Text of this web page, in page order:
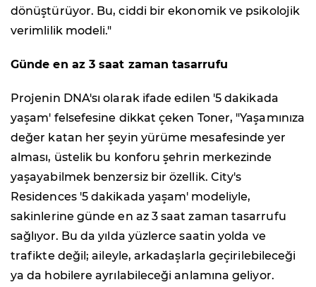
dönüştürüyor. Bu, ciddi bir ekonomik ve psikolojik
verimlilik modeli."
Günde en az 3 saat zaman tasarrufu
Projenin DNA'sı olarak ifade edilen '5 dakikada
yaşam' felsefesine dikkat çeken Toner, "Yaşamınıza
değer katan her şeyin yürüme mesafesinde yer
alması, üstelik bu konforu şehrin merkezinde
yaşayabilmek benzersiz bir özellik. City's
Residences '5 dakikada yaşam' modeliyle,
sakinlerine günde en az 3 saat zaman tasarrufu
sağlıyor. Bu da yılda yüzlerce saatin yolda ve
trafikte değil; aileyle, arkadaşlarla geçirilebileceği
ya da hobilere ayrılabileceği anlamına geliyor.